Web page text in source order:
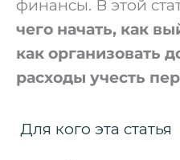
финансы. В этой
чего начать, как
как организовать
расходы учесть
Для кого эта статья